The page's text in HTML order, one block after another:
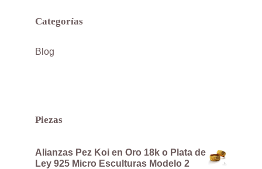
Categorías
Blog
Piezas
Alianzas Pez Koi en Oro 18k o Plata de
Ley 925 Micro Esculturas Modelo 2